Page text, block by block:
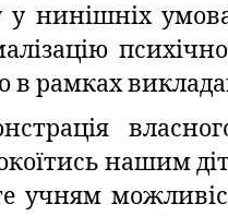
у нинішніх
в рамках
нашим
учням